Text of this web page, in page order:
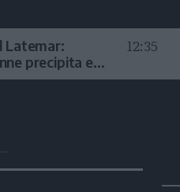
Latemar:
precipita e
12:35